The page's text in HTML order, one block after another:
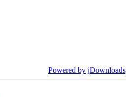
Powered by jDownloads